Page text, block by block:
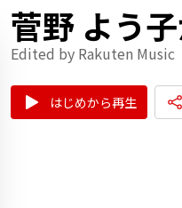
菅野 よう
Edited by Rakuten Music
はじめから再生